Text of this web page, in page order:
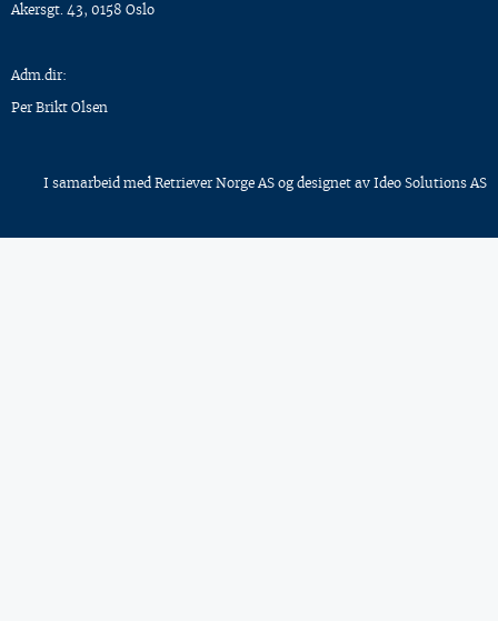
Akersgt. 43, 0158 Oslo
Adm.dir:
Per Brikt Olsen
I samarbeid med Retriever Norge AS og designet av Ideo Solutions AS